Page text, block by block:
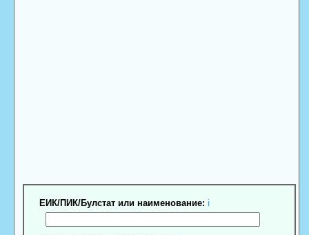
ЕИК/ПИК/Булстат или наименование: ℹ